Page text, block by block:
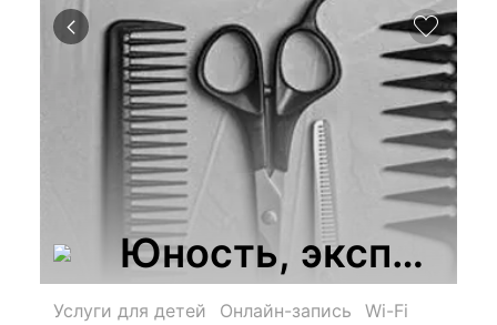
Юность,
Услуги для детей Онлайн-запись
Wi-Fi